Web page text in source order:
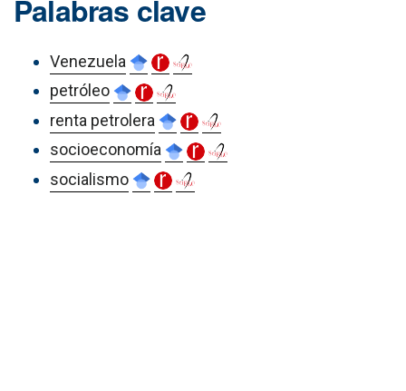
Palabras clave
Venezuela
petróleo
renta petrolera
socioeconomía
socialismo